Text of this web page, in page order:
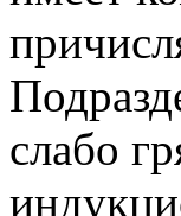
слабо